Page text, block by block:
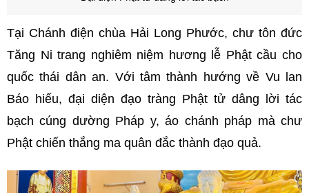
Tại Chánh điện chùa Hải Long Phước, chư tôn đức
Tăng Ni trang nghiêm niệm hương lễ Phật cầu cho
quốc thái dân an. Với tâm thành hướng về Vu lan
Báo hiếu, đại diện đạo tràng Phật tử dâng lời tác
bạch cúng dường Pháp y, áo chánh pháp mà chư
Phật chiến thắng ma quân đắc thành đạo quả.